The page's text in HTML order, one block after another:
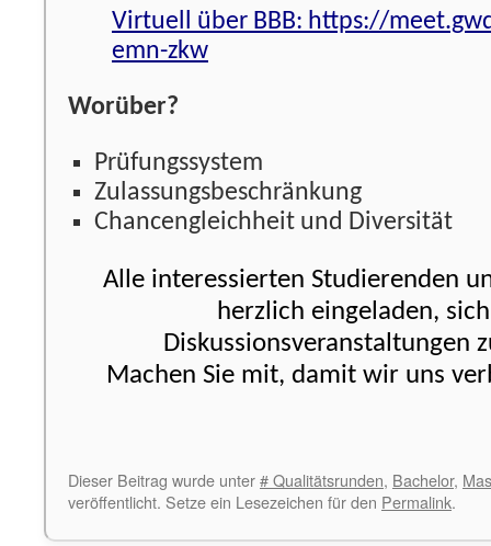
Virtuell über BBB: https://
emn-zkw
Worüber?
Prüfungssystem
Zulassungsbeschränkung
Chancengleichheit und Diversität
Alle interessierten Studierenden
herzlich eingeladen,
Diskussionsveranstaltungen
Machen Sie mit, damit wir uns
Dieser Beitrag wurde unter# Qualitätsrunden, Bachelor,
veröffentlicht. Setze ein Lesezeichen für den Permalink.